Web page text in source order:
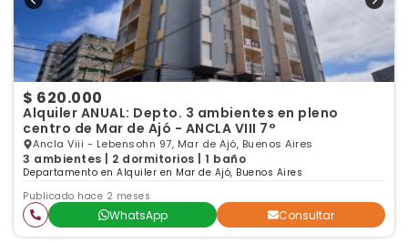
$ 620.000
Alquiler ANUAL: Depto. 3 ambientes en pleno
centro de Mar de Ajó - ANCLA VIII 7°
Ancla Viii - Lebensohn 97, Mar de Ajó, Buenos Aires
3 ambientes | 2 dormitorios | 1 baño
Departamento en Alquiler en Mar de Ajó, Buenos Aires
Publicado hace 2 meses
WhatsApp Consultar